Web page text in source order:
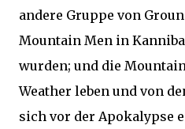
andere Gruppe von
Mountain Men in
wurden; und die
Weather leben und von
sich vor der Apokalypse